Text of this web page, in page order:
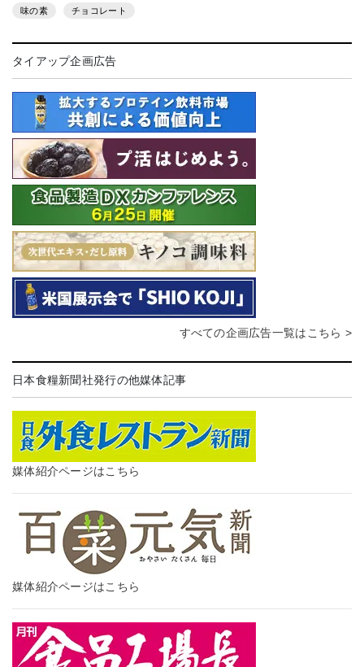
味の素 チョコレート
タイアップ企画広告
すべての企画広告一覧はこちら >
日本食糧新聞社発行の他媒体記事
媒体紹介ページはこちら
媒体紹介ページはこちら